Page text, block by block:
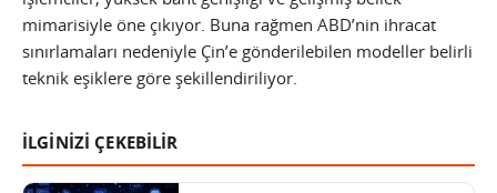
mimarisiyle öne çıkıyor. Buna rağmen ABD’nin ihracat
sınırlamaları nedeniyle Çin’e gönderilebilen modeller belirli
teknik eşiklere göre şekillendiriliyor.
İLGİNİZİ ÇEKEBİLİR